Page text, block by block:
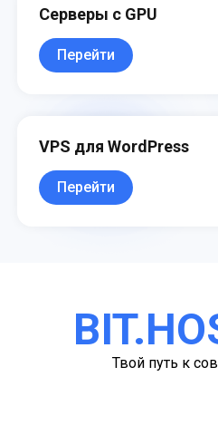
Серверы с GPU
Перейти
VPS для WordPress
Перейти
Твой путь к